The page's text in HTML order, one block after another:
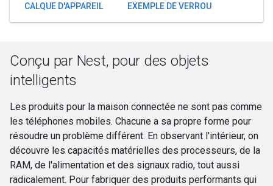
CALQUE D'APPAREIL EXEMPLE DE VERROU
Conçu par Nest, pour des objets
intelligents
Les produits pour la maison connectée ne sont pas comme
les téléphones mobiles. Chacune a sa propre forme pour
résoudre un problème différent. En observant l'intérieur, on
découvre les capacités matérielles des processeurs, de la
RAM, de l'alimentation et des signaux radio, tout aussi
radicalement. Pour fabriquer des produits performants qui